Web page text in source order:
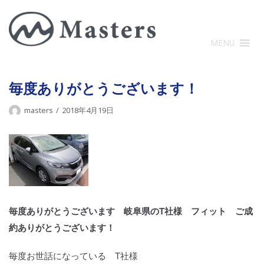
コ
ン
テ
に
ス
キ
プ
MENU
毎度ありがとうございます！
masters 2018年4月19日
毎度ありがとうございます 岐阜県のT社様 フィット ご成
約ありがとうございます！
毎度お世話になっている T社様